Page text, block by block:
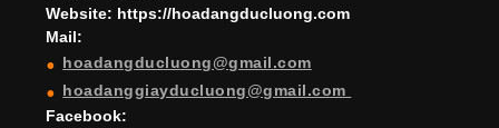
Website: https://hoadangducluong.com
Mail:
hoadangducluong@gmail.com
hoadanggiayducluong@gmail.com
Facebook: